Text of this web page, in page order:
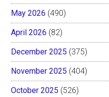
May 2026 (490)
April 2026 (82)
December 2025 (375)
November 2025 (404)
October 2025 (526)